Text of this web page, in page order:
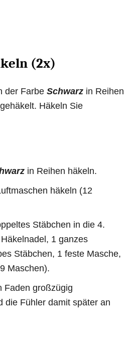
(2x)
der Farbe Schwarz in Reihen
Häkeln Sie
in Reihen häkeln.
häkeln (12
Stäbchen in die 4.
1 ganzes
Stäbchen, 1 feste Masche,
Maschen).
Faden großzügig
die Fühler damit später an